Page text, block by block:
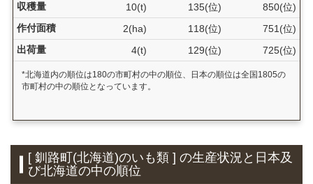
収穫量
10(t) 135(位)
850(位)
作付面積
2(ha) 118(位)
751(位)
出荷量
4(t) 129(位) 725(位)
*北海道内の順位は180の市町村の中の順位、日本の順位は全国1805の
市町村の中の順位となっています。
[ 釧路町(北海道)のいも類 ] の生産状況と日本及
び北海道の中の順位